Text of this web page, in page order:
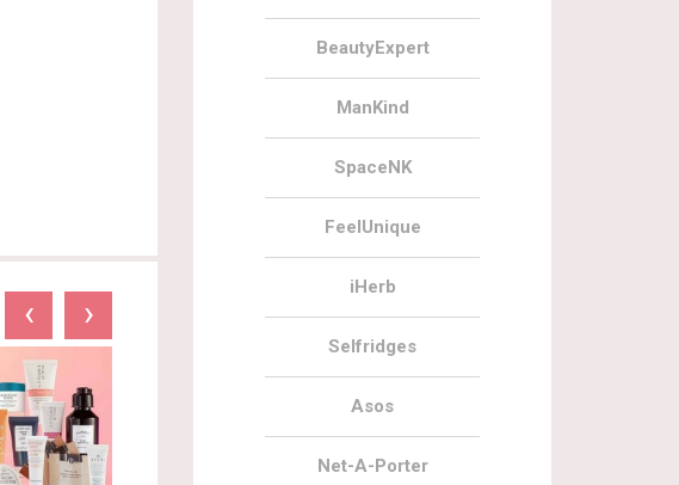
‹ ›
BeautyExpert
ManKind
SpaceNK
FeelUnique
iHerb
Selfridges
Asos
Net-A-Porter